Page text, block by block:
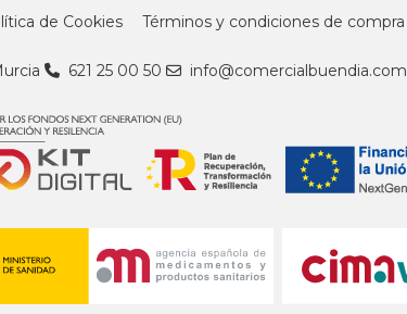
de Cookies Términos y condiciones de compra
621 25 00 50 info@comercialbuendia.com